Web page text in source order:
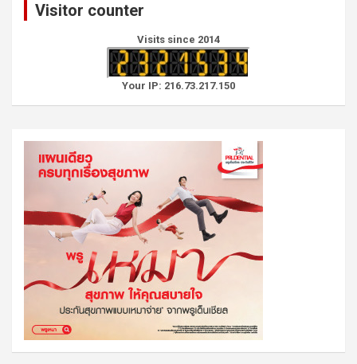
Visitor counter
Visits since 2014
Your IP: 216.73.217.150